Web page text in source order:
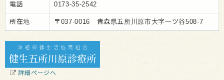
電話 0173-35-2542
所在地 〒037-0016 青森県五所川原市大字一ツ谷508-7
詳細ページへ